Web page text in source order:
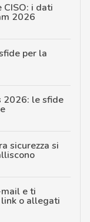
CISO: i dati
2026
per la
2026: le sfide
sicurezza si
e ti
o allegati